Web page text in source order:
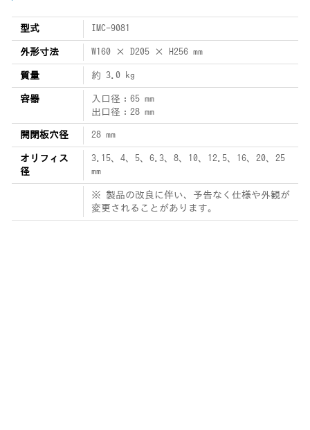
型式 IMC-9081
外形寸法 W160 × D205 × H256 mm
質量 約 3.0 kg
容器
入口径：65 mm
出口径：28 mm
開閉板穴径 28 mm
オリフィス
径
3.15、4、5、6.3、8、10、12.5、16、20、25
mm
※ 製品の改良に伴い、予告なく仕様や外観が
変更されることがあります。